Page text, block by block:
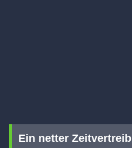
Ein netter Zeitvertreib